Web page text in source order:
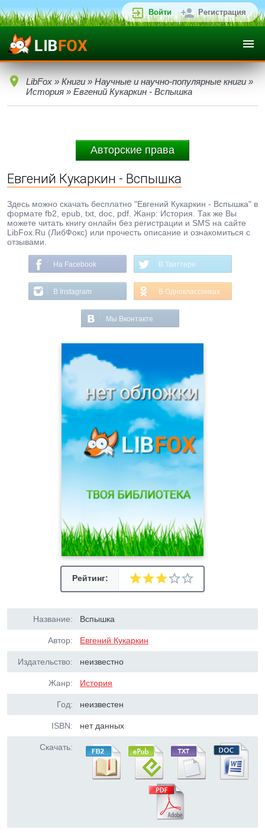
Войти Регистрация
LibFox » Книги » Научные и научно-популярные книги »
История » Евгений Кукаркин - Вспышка
Авторские права
Евгений Кукаркин - Вспышка
Здесь можно скачать бесплатно "Евгений Кукаркин - Вспышка" в
формате fb2, epub, txt, doc, pdf. Жанр: История. Так же Вы
можете читать книгу онлайн без регистрации и SMS на сайте
LibFox.Ru (ЛибФокс) или прочесть описание и ознакомиться с
отзывами.
На Facebook В Твиттере
В Instagram В Одноклассниках
Мы Вконтакте
Рейтинг:
Название: Вспышка
Автор: Евгений Кукаркин
Издательство: неизвестно
Жанр: История
Год: неизвестен
ISBN: нет данных
Скачать: